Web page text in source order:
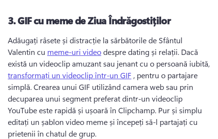
3.GIF cu meme de Ziua Îndrăgostiților
Adăugați râsete și distracție la sărbătorile de Sfântul
Valentin cu meme-uri video despre dating și relații. Dacă
transformați un videoclip într-un GIF , pentru o partajare
simplă. Crearea unui GIF utilizând camera web sau prin
decuparea unui segment preferat dintr-un videoclip
YouTube este rapidă și ușoară în Clipchamp. Pur și simplu
editați un șablon video meme și începeți să-l partajați cu
prietenii în chatul de grup.